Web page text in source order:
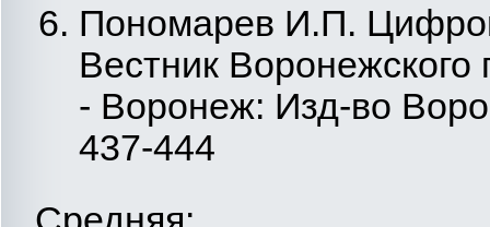
Пономарев И.П.
Вестник Воронежского
- Воронеж: Изд-во
437-444